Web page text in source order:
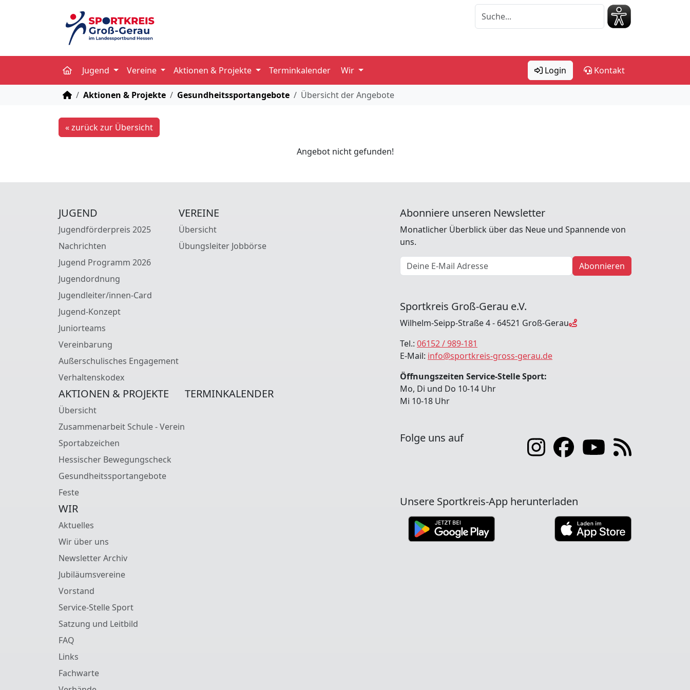
Jugend Vereine Aktionen & Projekte Terminkalender Wir Login Kontakt
STARTSEITE
Aktionen & Projekte Gesundheitssportangebote Übersicht der Angebote
« zurück zur Übersicht
Angebot nicht gefunden!
JUGEND
Jugendförderpreis 2025
Nachrichten
Jugend Programm 2026
Jugendordnung
Jugendleiter/innen-Card
Jugend-Konzept
Juniorteams
Vereinbarung
Außerschulisches Engagement
Verhaltenskodex
VEREINE
Übersicht
Übungsleiter Jobbörse
AKTIONEN & PROJEKTE
Übersicht
Zusammenarbeit Schule - Verein
Sportabzeichen
Hessischer Bewegungscheck
Gesundheitssportangebote
Feste
TERMINKALENDER
WIR
Aktuelles
Wir über uns
Newsletter Archiv
Jubiläumsvereine
Vorstand
Service-Stelle Sport
Satzung und Leitbild
FAQ
Links
Fachwarte
Abonniere unseren Newsletter
Monatlicher Überblick über das Neue und Spannende von
uns.
E-Mail Adresse
Abonnieren
Sportkreis Groß-Gerau e.V.
Wilhelm-Seipp-Straße 4 - 64521 Groß-Gerau
Tel.: 06152 / 989-181
E-Mail: info@sportkreis-gross-gerau.de
Öffnungszeiten Service-Stelle Sport:
Mo, Di und Do 10-14 Uhr
Mi 10-18 Uhr
Folge uns auf
Unsere Sportkreis-App herunterladen